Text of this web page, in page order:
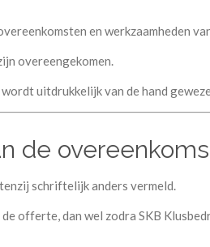
en werkzaamheden
overeengekomen.
uitdrukkelijk van de hand
de
schriftelijk anders vermeld.
offerte, dan wel zodra SKB